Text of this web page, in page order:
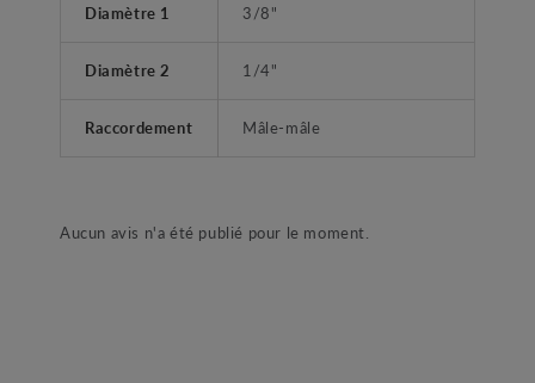
Diamètre 1 3/8"
Diamètre 2 1/4"
Raccordement Mâle-mâle
Aucun avis n'a été publié pour le moment.